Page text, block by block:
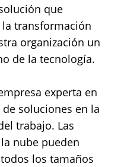
que
transformación
organización un
de la tecnología.
experta en
soluciones en la
trabajo. Las
nube pueden
los tamaños